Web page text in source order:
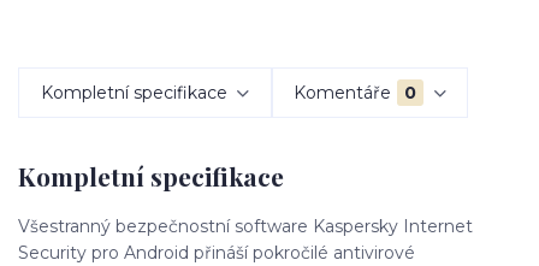
Kompletní specifikace Komentáře 0
Kompletní specifikace
Všestranný bezpečnostní software Kaspersky Internet
Security pro Android přináší pokročilé antivirové